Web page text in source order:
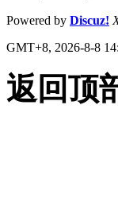
Powered by Discuz!
GMT+8, 2026-8-8
返回顶